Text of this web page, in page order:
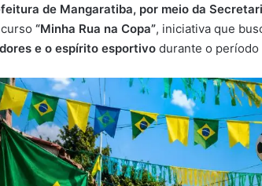
e
-
a
i
l
de Mangaratiba, por meio da
“Minha Rua na Copa”, iniciativa que
e o espírito esportivo durante o período